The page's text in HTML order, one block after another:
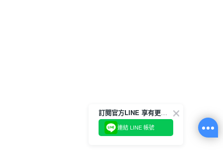
訂閱官方LINE 享有更多優惠
連結 LINE 帳號